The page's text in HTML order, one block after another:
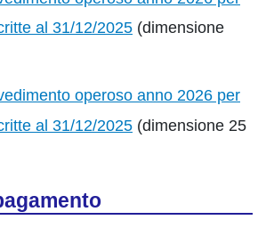
al 31/12/2025 (dimensione
operoso anno 2026 per
al 31/12/2025 (dimensione 25